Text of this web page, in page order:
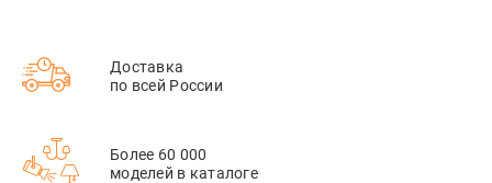
Доставка
по всей России
Более 60 000
моделей в каталоге